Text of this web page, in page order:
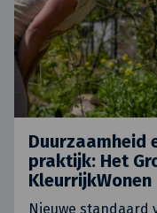
Duurzaamheid
praktijk: Het
KleurrijkWonen
Nieuwe standaard